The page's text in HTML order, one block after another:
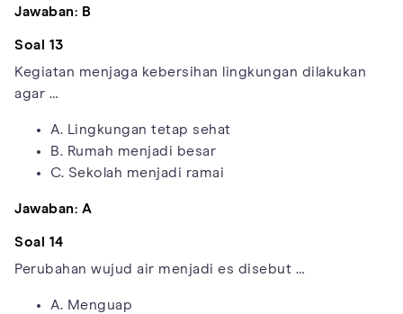
Jawaban: B
Soal 13
Kegiatan menjaga kebersihan lingkungan dilakukan
agar …
A. Lingkungan tetap sehat
B. Rumah menjadi besar
C. Sekolah menjadi ramai
Jawaban: A
Soal 14
Perubahan wujud air menjadi es disebut …
A. Menguap